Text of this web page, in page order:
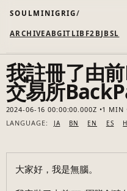
SOULMINIGRIG
ARCHIVEABGIT LIB F2B JB SL
我註冊了由
交易所
2024-06-16 00:00:00.000Z
1 MIN
LANGUAGE:
JA BN EN ES
大家好，我是無腦。